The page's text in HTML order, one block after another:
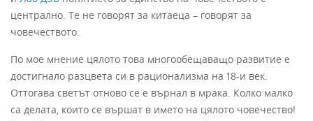
централно. Те не говорят за китаеца – говорят за
човечеството.
По мое мнение цялото това многообещаващо развитие е
достигнало разцвета си в рационализма на 18-и век.
Оттогава светът отново се е върнал в мрака. Колко малко
са делата, които се вършат в името на цялото човечество!